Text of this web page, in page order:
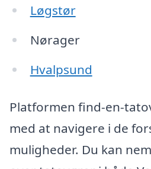
Løgstør
Nørager
Hvalpsund
Platformen find-en-
med at navigere i de
muligheder. Du kan